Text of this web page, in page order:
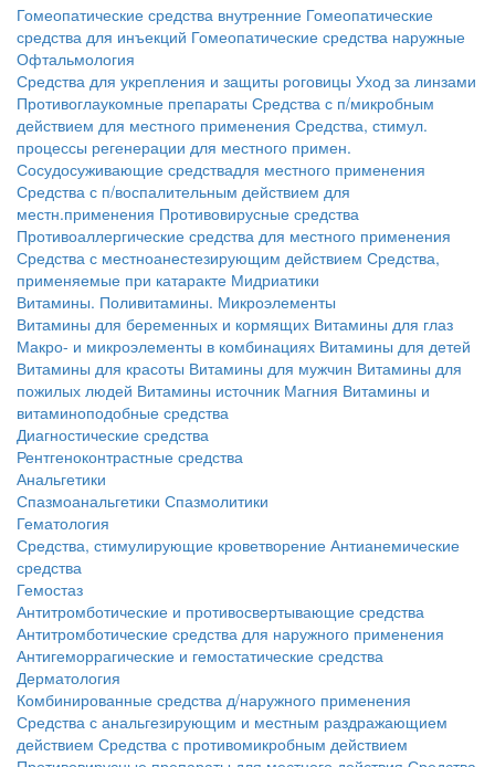
Гомеопатические средства внутренние Гомеопатические
средства для инъекций Гомеопатические средства наружные
Офтальмология
Средства для укрепления и защиты роговицы Уход за линзами
Противоглаукомные препараты Средства с п/микробным
действием для местного применения Средства, стимул.
процессы регенерации для местного примен.
Сосудосуживающие средствадля местного применения
Средства с п/воспалительным действием для
местн.применения Противовирусные средства
Противоаллергические средства для местного применения
Средства с местноанестезирующим действием Средства,
применяемые при катаракте Мидриатики
Витамины. Поливитамины. Микроэлементы
Витамины для беременных и кормящих Витамины для глаз
Макро- и микроэлементы в комбинациях Витамины для детей
Витамины для красоты Витамины для мужчин Витамины для
пожилых людей Витамины источник Магния Витамины и
витаминоподобные средства
Диагностические средства
Рентгеноконтрастные средства
Анальгетики
Спазмоанальгетики Спазмолитики
Гематология
Средства, стимулирующие кроветворение Антианемические
средства
Гемостаз
Антитромботические и противосвертывающие средства
Антитромботические средства для наружного применения
Антигеморрагические и гемостатические средства
Дерматология
Комбинированные средства д/наружного применения
Средства с анальгезирующим и местным раздражающием
действием Средства с противомикробным действием